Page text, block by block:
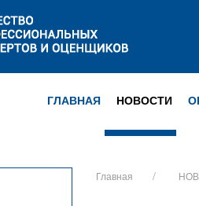
ГЛАВНАЯ НОВОСТИ
Главная